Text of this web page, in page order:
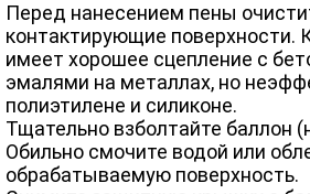
Перед нанесением пены
контактирующие поверхности.
имеет хорошее сцепление с
эмалями на металлах, но
полиэтилене и силиконе.
Тщательно взболтайте баллон
Обильно смочите водой или
обрабатываемую поверхность.